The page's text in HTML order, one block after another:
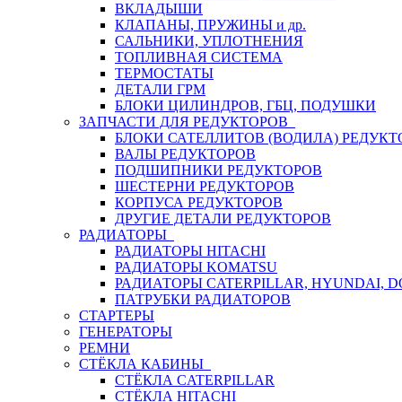
ВКЛАДЫШИ
КЛАПАНЫ, ПРУЖИНЫ и др.
САЛЬНИКИ, УПЛОТНЕНИЯ
ТОПЛИВНАЯ СИСТЕМА
ТЕРМОСТАТЫ
ДЕТАЛИ ГРМ
БЛОКИ ЦИЛИНДРОВ, ГБЦ, ПОДУШКИ
ЗАПЧАСТИ ДЛЯ РЕДУКТОРОВ
БЛОКИ САТЕЛЛИТОВ (ВОДИЛА)
ВАЛЫ РЕДУКТОРОВ
ПОДШИПНИКИ РЕДУКТОРОВ
ШЕСТЕРНИ РЕДУКТОРОВ
КОРПУСА РЕДУКТОРОВ
ДРУГИЕ ДЕТАЛИ РЕДУКТОРОВ
РАДИАТОРЫ
РАДИАТОРЫ HITACHI
РАДИАТОРЫ KOMATSU
РАДИАТОРЫ CATERPILLAR, HYUNDAI,
ПАТРУБКИ РАДИАТОРОВ
СТАРТЕРЫ
ГЕНЕРАТОРЫ
РЕМНИ
СТЁКЛА КАБИНЫ
СТЁКЛА CATERPILLAR
СТЁКЛА HITACHI